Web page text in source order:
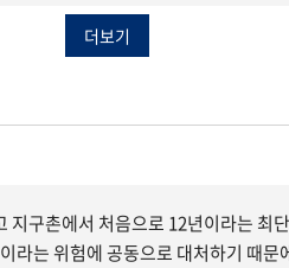
을 두었다.
더보기
지구촌에서 처음으로 12년이라는 최
라는 위험에 공동으로 대처하기 때문